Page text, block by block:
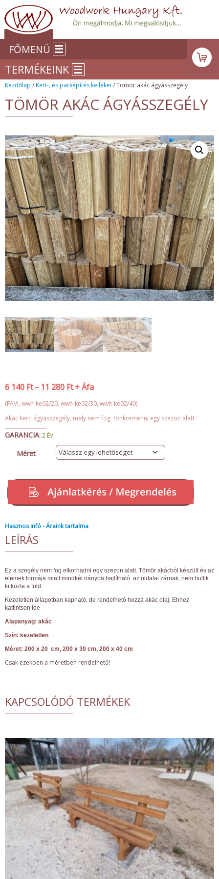
FŐMENÜ
Kezdőlap /Kert-, és parképítés kellékei / Tömör akác ágyásszegély
TÖMÖR AKÁC ÁGYÁSSZEGÉLY
6 140 Ft– 11 280 Ft+ Áfa
(FAVI, wwh-ke02/20, wwh-ke02/30, wwh-ke02/40)
Akác kerti ágyásszegély, mely nem fog tönkremenni egy szezon alatt
GARANCIA:2 ÉV
Méret
Hasznos infó - Áraink tartalma
LEÍRÁS
Ez a szegély nem fog elkorhadni egy szezon alatt. Tömör akácból készült és az
elemek formája miatt mindkét irányba hajlítható. az oldalai zárnak, nem hullik
ki közte a föld.
Kezeletlen állapotban kapható, de rendelhető hozzá akác olaj. Ehhez
kattintson ide
Alapanyag: akác
Szín: kezeletlen
Méret: 200 x 20 cm, 200 x 30 cm, 200 x 40 cm
Csak ezekben a méretben rendelhető!
KAPCSOLÓDÓ TERMÉKEK
TERMÉKEINK